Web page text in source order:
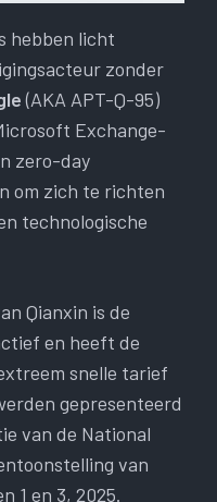
hebben licht
zonder
(AKA APT-Q-95)
Exchange-
zero-day
om zich te richten
technologische
Qianxin is de
en heeft de
snelle tarief
gepresenteerd
van de National
van
1 en 3, 2025.